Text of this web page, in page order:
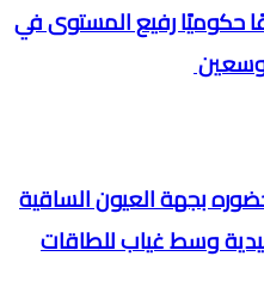
حكوميًا رفيع المستوى في
بجهة العيون الساقية
وسط غياب للطاقات